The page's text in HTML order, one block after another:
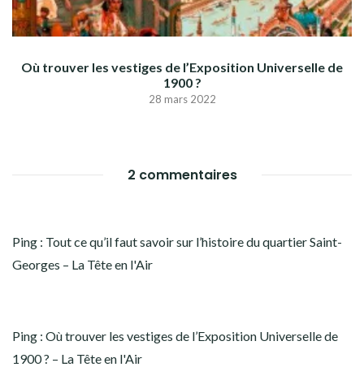
Où trouver les vestiges de l’Exposition Universelle de
1900 ?
28 mars 2022
2 commentaires
Ping : Tout ce qu’il faut savoir sur l’histoire du quartier Saint-
Georges – La Tête en l'Air
Ping : Où trouver les vestiges de l’Exposition Universelle de
1900 ? – La Tête en l'Air